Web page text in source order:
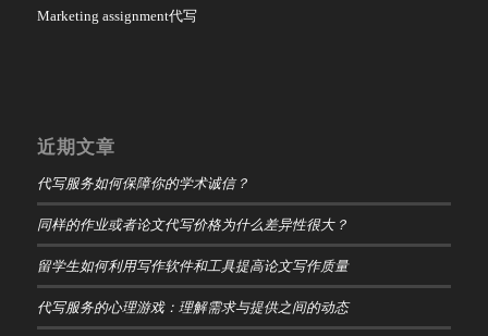
Marketing assignment代写
近期文章
代写服务如何保障你的学术诚信？
同样的作业或者论文代写价格为什么差异性很大？
留学生如何利用写作软件和工具提高论文写作质量
代写服务的心理游戏：理解需求与提供之间的动态